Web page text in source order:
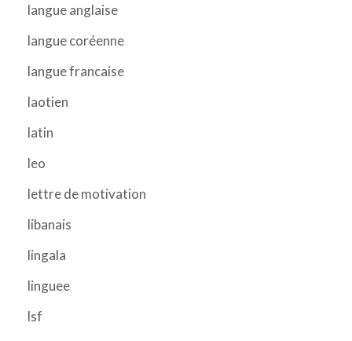
langue anglaise
langue coréenne
langue francaise
laotien
latin
leo
lettre de motivation
libanais
lingala
linguee
lsf